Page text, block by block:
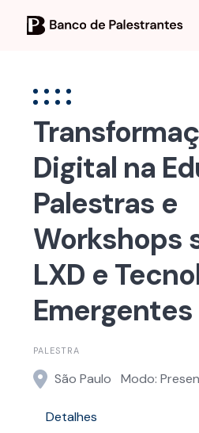
Digital na
Palestras e
Workshops
LXD e
Emergentes
PALESTRA
São Paulo Modo:
Detalhes